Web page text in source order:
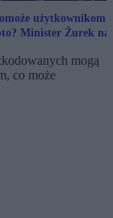
użytkownikom
Minister Żurek nas
mogą
co może